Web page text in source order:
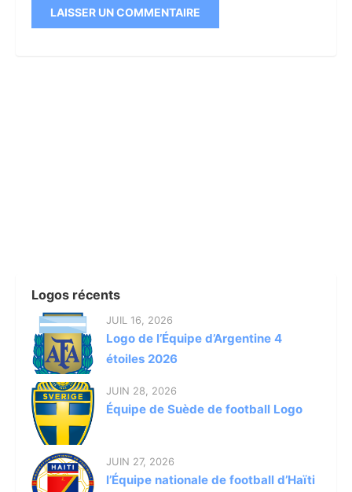
Logos récents
JUIL 16, 2026
Logo de l’Équipe d’Argentine 4
étoiles 2026
JUIN 28, 2026
Équipe de Suède de football Logo
JUIN 27, 2026
l’Équipe nationale de football d’Haïti